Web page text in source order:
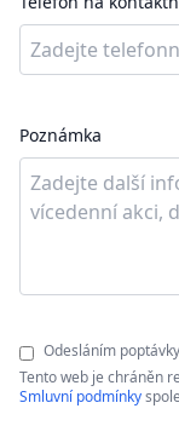
Poznámka
Odesláním
Tento web je chráněn
Smluvní podmínky